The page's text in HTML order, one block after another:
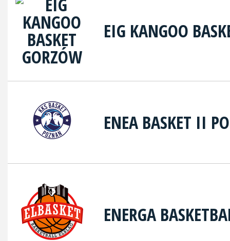
EIG KANGOO
ENEA BASKET II
ENERGA